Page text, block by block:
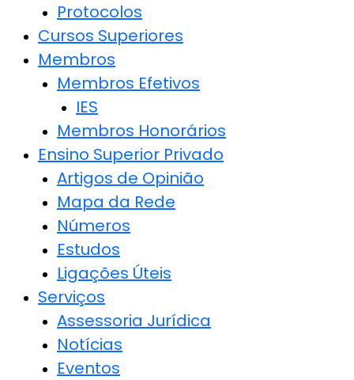
Protocolos
Cursos Superiores
Membros
Membros Efetivos
IES
Membros Honorários
Ensino Superior Privado
Artigos de Opinião
Mapa da Rede
Números
Estudos
Ligações Úteis
Serviços
Assessoria Jurídica
Notícias
Eventos